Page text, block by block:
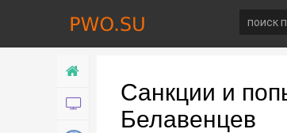
Новости
Санкции и
Белавенцев